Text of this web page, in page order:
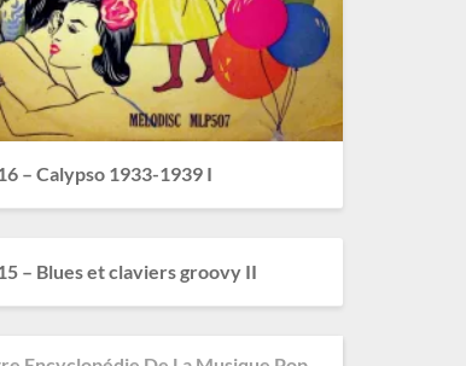
– Calypso 1933-1939 I
– Blues et claviers groovy II